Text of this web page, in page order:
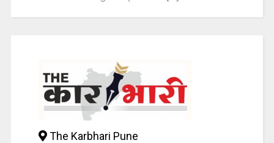
The Karbhari Pune